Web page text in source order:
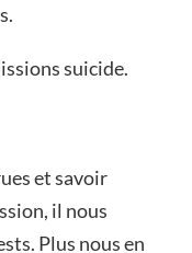
suicide.
et savoir
il nous
Plus nous en